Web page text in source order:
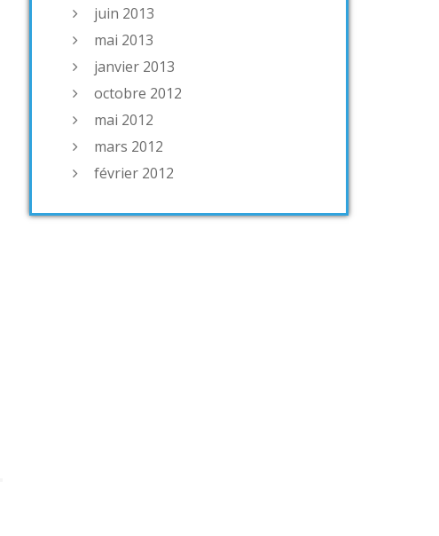
juin 2013
mai 2013
janvier 2013
octobre 2012
mai 2012
mars 2012
février 2012